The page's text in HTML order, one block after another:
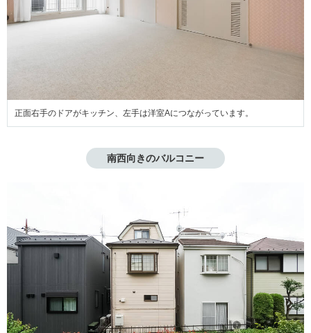
正面右手のドアがキッチン、左手は洋室Aにつながっています。
南西向きのバルコニー